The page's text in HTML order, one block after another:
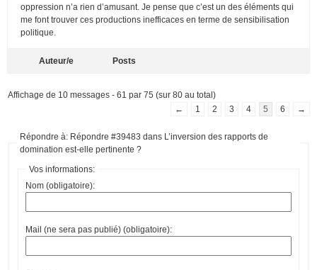
oppression n’a rien d’amusant. Je pense que c’est un des éléments qui
me font trouver ces productions inefficaces en terme de sensibilisation
politique.
Auteur/e Posts
Affichage de 10 messages - 61 par 75 (sur 80 au total)
←
1 2 3 4 5 6 →
Répondre à: Répondre #39483 dans L’inversion des rapports de
domination est-elle pertinente ?
Vos informations:
Nom (obligatoire):
Mail (ne sera pas publié) (obligatoire):